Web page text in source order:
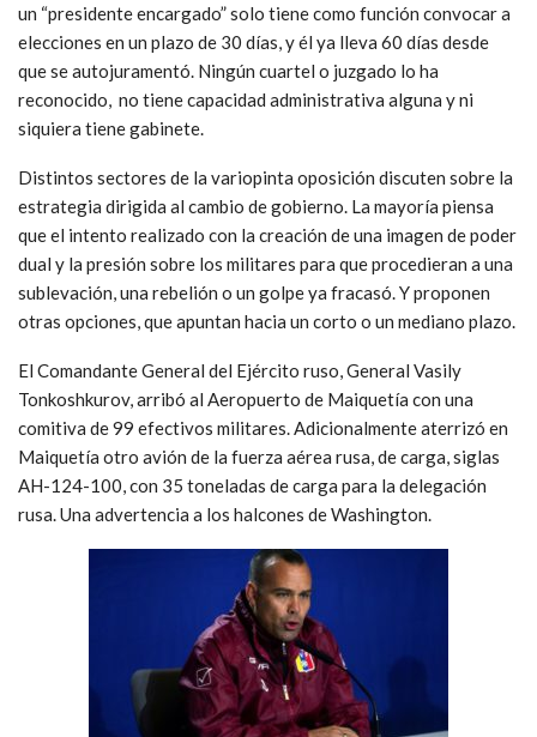
un “presidente encargado” solo tiene como función convocar a
elecciones en un plazo de 30 días, y él ya lleva 60 días desde
que se autojuramentó. Ningún cuartel o juzgado lo ha
reconocido, no tiene capacidad administrativa alguna y ni
siquiera tiene gabinete.
Distintos sectores de la variopinta oposición discuten sobre la
estrategia dirigida al cambio de gobierno. La mayoría piensa
que el intento realizado con la creación de una imagen de poder
dual y la presión sobre los militares para que procedieran a una
sublevación, una rebelión o un golpe ya fracasó. Y proponen
otras opciones, que apuntan hacia un corto o un mediano plazo.
El Comandante General del Ejército ruso, General Vasily
Tonkoshkurov, arribó al Aeropuerto de Maiquetía con una
comitiva de 99 efectivos militares. Adicionalmente aterrizó en
Maiquetía otro avión de la fuerza aérea rusa, de carga, siglas
AH-124-100, con 35 toneladas de carga para la delegación
rusa. Una advertencia a los halcones de Washington.